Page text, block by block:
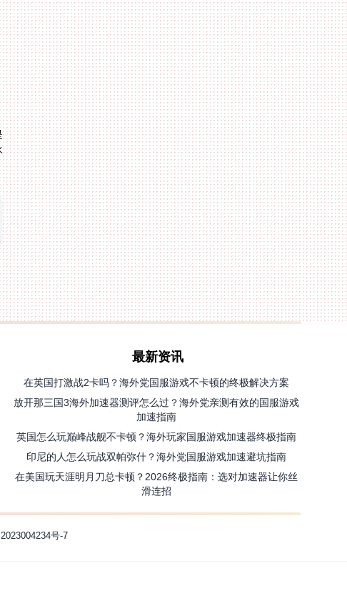
最新资讯
在英国打激战2卡吗？海外党国服游戏不卡顿的终极解决方案
放开那三国3海外加速器测评怎么过？海外党亲测有效的国服游戏
加速指南
英国怎么玩巅峰战舰不卡顿？海外玩家国服游戏加速器终极指南
印尼的人怎么玩战双帕弥什？海外党国服游戏加速避坑指南
在美国玩天涯明月刀总卡顿？2026终极指南：选对加速器让你丝
滑连招
号-7